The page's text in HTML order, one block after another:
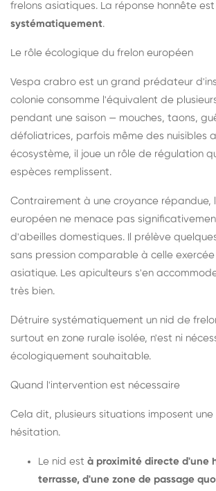
frelons asiatiques. La réponse honnête est
systématiquement.
Le rôle écologique du frelon européen
Vespa crabro est un grand prédateur
colonie consomme l'équivalent de
pendant une saison — mouches, taons,
défoliatrices, parfois même des nuisibles
écosystème, il joue un rôle de régulation
espèces remplissent.
Contrairement à une croyance répandue,
européen ne menace pas
d'abeilles domestiques. Il prélève
sans pression comparable à celle
asiatique. Les apiculteurs s'en
très bien.
Détruire systématiquement un nid de
surtout en zone rurale isolée, n'est ni
écologiquement souhaitable.
Quand l'intervention est nécessaire
Cela dit, plusieurs situations imposent une
hésitation.
Le nid est à proximité directe d'une
terrasse, d'une zone de passage